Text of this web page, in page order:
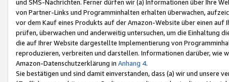
und SMS-Nachrichten. Ferner dürfen wir (a) Informationen über Ihre
von Partner-Links und Programminhalten erhalten überwachen,
vor dem Kauf eines Produkts auf der Amazon-Website über einen
prüfen, überwachen und anderweitig untersuchen, um die Einhaltung
die auf Ihrer Website dargestellte Implementierung von
reproduzieren, verbreiten und darstellen. Informationen darüber, wie
Amazon-Datenschutzerklärung in Anhang 4.
Sie bestätigen und sind damit einverstanden, dass (a) wir und